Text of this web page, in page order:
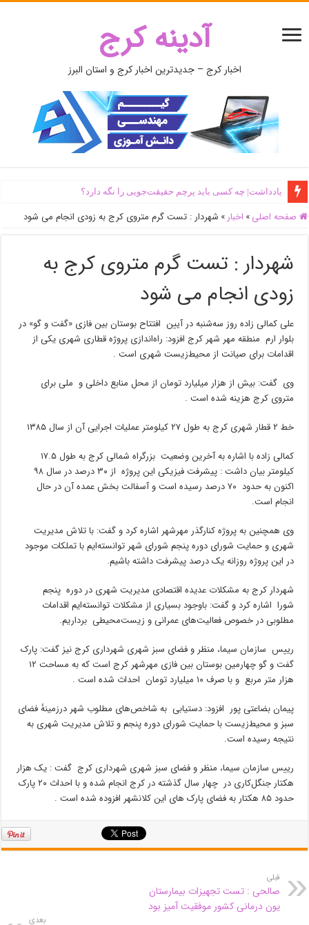
آدینه کرج
اخبار کرج – جدیدترین اخبار کرج و استان البرز
یادداشت| ‌چه کسی باید پرچم حقیقت‌جویی را نگه دارد؟
صفحه اصلی » اخبار » شهردار : تست گرم متروی کرج به زودی انجام می شود
شهردار : تست گرم متروی کرج به
زودی انجام می شود
علی کمالی زاده روز سه‌شنبه در آیین افتتاح بوستان بین فازی «گفت و گو» در
بلوار ارم منطقه مهر شهر کرج افزود: راه‌اندازی پروژه قطاری شهری یکی از
اقدامات برای صیانت از محیط‌زیست شهری است .
وی گفت: بیش از هزار میلیارد تومان از محل منابع داخلی و ملی برای
متروی کرج هزینه شده است .
خط ۲ قطار شهری کرج به طول ۲۷ کیلومتر عملیات اجرایی آن از سال ۱۳۸۵
کمالی زاده با اشاره به آخرین وضعیت بزرگراه شمالی کرج به طول ۱۷.۵
کیلومتر بیان داشت : پیشرفت فیزیکی این پروژه از ۳۰ درصد در سال ۹۸
اکنون به حدود ۷۰ درصد رسیده است و آسفالت بخش عمده آن در حال
انجام است.
وی همچنین به پروژه کنارگذر مهرشهر اشاره کرد و گفت: با تلاش مدیریت
شهری و حمایت شورای دوره پنجم شورای شهر توانسته‌ایم با تملکات موجود
در این پروژه روزانه یک درصد پیشرفت داشته باشیم.
شهردار کرج به مشکلات عدیده اقتصادی مدیریت شهری در دوره پنجم
شورا اشاره کرد و گفت: باوجود بسیاری از مشکلات توانسته‌ایم اقدامات
مطلوبی در خصوص فعالیت‌های عمرانی و زیست‌محیطی برداریم.
رییس سازمان سیما، منظر و فضای سبز شهری شهرداری کرج نیز گفت: پارک
گفت و گو چهارمین بوستان بین فازی مهرشهر کرج است که به مساحت ۱۲
هزار متر مربع و با صرف ۱۰ میلیارد تومان احداث شده است .
پیمان بضاعتی پور افزود: دستیابی به شاخص‌های مطلوب شهر درزمینهٔ فضای
سبز و محیط‌زیست با حمایت شورای دوره پنجم و تلاش مدیریت شهری به
نتیجه رسیده است.
رییس سازمان سیما، منظر و فضای سبز شهری شهرداری کرج گفت : یک هزار
هکتار جنگل‌کاری در چهار سال گذشته در کرج انجام شده و با احداث ۲۰ پارک
حدود ۸۵ هکتار به فضای پارک های این کلانشهر افزوده شده است .
قبلی
صالحی : تست تجهیزات بیمارستان
یون درمانی کشور موفقیت آمیز بود
بعدی